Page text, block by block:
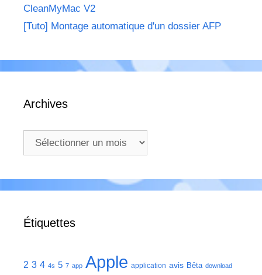
CleanMyMac V2
[Tuto] Montage automatique d'un dossier AFP
Archives
Archives
Étiquettes
2 3 4 4s 5 7 app Apple application avis Bêta download